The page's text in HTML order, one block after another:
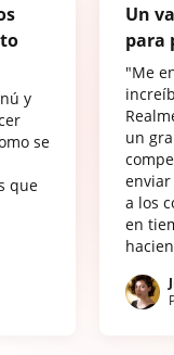
y
se
que
Un
para
"Me
un
a los
en